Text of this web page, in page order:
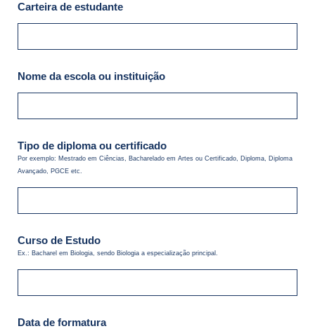
Carteira de estudante
Nome da escola ou instituição
Tipo de diploma ou certificado
Por exemplo: Mestrado em Ciências, Bacharelado em Artes ou Certificado, Diploma, Diploma
Avançado, PGCE etc.
Curso de Estudo
Ex.: Bacharel em Biologia, sendo Biologia a especialização principal.
Data de formatura